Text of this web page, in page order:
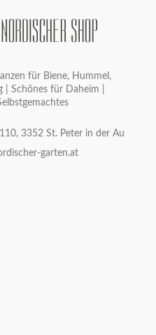
für Biene, Hummel,
| Schönes für Daheim |
3352 St. Peter in der Au
garten.at